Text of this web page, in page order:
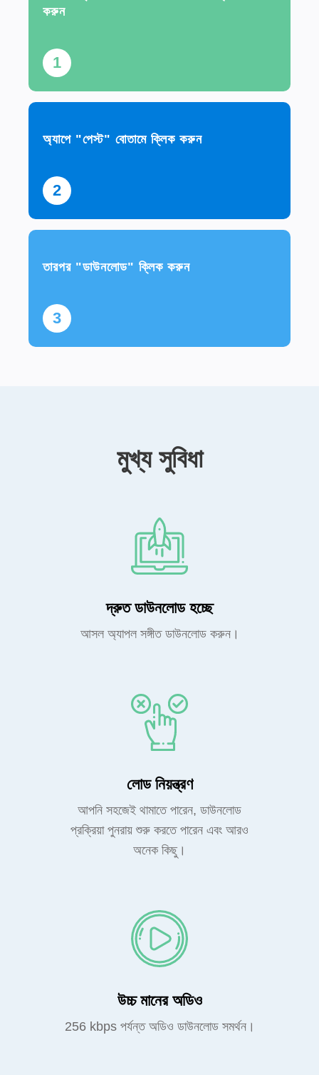
1
করুন
2
অ্যাপে "পেস্ট" বোতামে ক্লিক করুন
3
তারপর "ডাউনলোড" ক্লিক করুন
মুখ্য সুবিধা
দ্রুত ডাউনলোড হচ্ছে
আসল অ্যাপল সঙ্গীত ডাউনলোড করুন।
লোড নিয়ন্ত্রণ
আপনি সহজেই থামাতে পারেন, ডাউনলোড
প্রক্রিয়া পুনরায় শুরু করতে পারেন এবং আরও
অনেক কিছু।
উচ্চ মানের অডিও
256 kbps পর্যন্ত অডিও ডাউনলোড সমর্থন।